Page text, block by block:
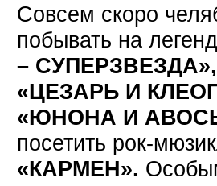
Совсем скоро
побывать на
– СУПЕРЗВЕЗДА»,
«ЦЕЗАРЬ И
«ЮНОНА И
посетить рок-
«КАРМЕН».